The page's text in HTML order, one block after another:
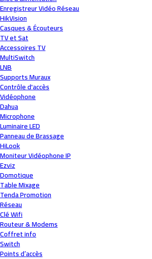
Enregistreur Vidéo Réseau
HikVision
Casques & Écouteurs
TV et Sat
Accessoires TV
MultiSwitch
LNB
Supports Muraux
Contrôle d'accès
Vidéophone
Dahua
Microphone
Luminaire LED
Panneau de Brassage
HiLook
Moniteur Vidéophone IP
Ezviz
Domotique
Table Mixage
Tenda Promotion
Réseau
Clé Wifi
Routeur & Modems
Coffret info
Switch
Points d’accès